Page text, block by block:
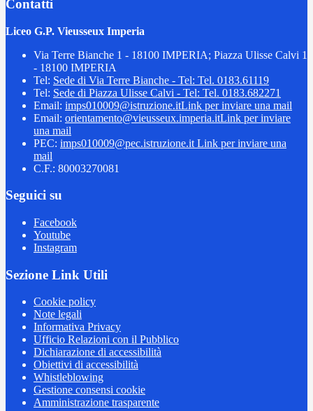
Contatti
Liceo G.P. Vieusseux Imperia
Via Terre Bianche 1 - 18100 IMPERIA; Piazza Ulisse Calvi 1
- 18100 IMPERIA
Tel: Sede di Via Terre Bianche - Tel: Tel. 0183.61119
Tel: Sede di Piazza Ulisse Calvi - Tel: Tel. 0183.682271
Email: imps010009@istruzione.itLink per inviare una mail
Email: orientamento@vieusseux.imperia.itLink per inviare
una mail
PEC: imps010009@pec.istruzione.it Link per inviare una
mail
C.F.: 80003270081
Seguici su
Facebook
Youtube
Instagram
Sezione Link Utili
Cookie policy
Note legali
Informativa Privacy
Ufficio Relazioni con il Pubblico
Dichiarazione di accessibilità
Obiettivi di accessibilità
Whistleblowing
Gestione consensi cookie
Amministrazione trasparente